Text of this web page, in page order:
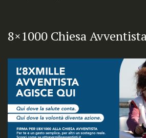
8×1000 Chiesa